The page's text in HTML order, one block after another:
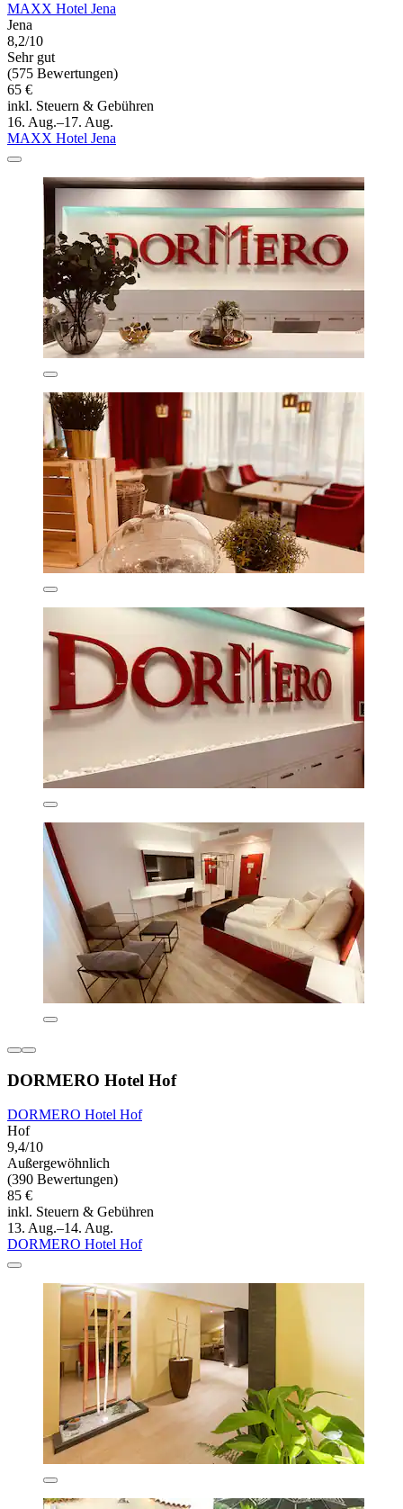
MAXX Hotel Jena
Jena
8,2/10
Sehr gut
(575 Bewertungen)
65 €
inkl. Steuern & Gebühren
16. Aug.–17. Aug.
MAXX Hotel Jena
DORMERO Hotel Hof
DORMERO Hotel Hof
Hof
9,4/10
Außergewöhnlich
(390 Bewertungen)
85 €
inkl. Steuern & Gebühren
13. Aug.–14. Aug.
DORMERO Hotel Hof